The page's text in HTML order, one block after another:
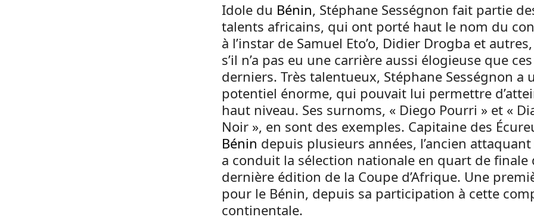
Idole du Bénin, Stéphane Sességnon fait partie
talents africains, qui ont porté haut le nom du
à l’instar de Samuel Eto’o, Didier Drogba et
s’il n’a pas eu une carrière aussi élogieuse que ces
derniers. Très talentueux, Stéphane Sességnon a
potentiel énorme, qui pouvait lui permettre
haut niveau. Ses surnoms, « Diego Pourri » et «
Noir », en sont des exemples. Capitaine des
Bénin depuis plusieurs années, l’ancien attaquant
a conduit la sélection nationale en quart de finale
dernière édition de la Coupe d’Afrique. Une
pour le Bénin, depuis sa participation à cette
continentale.